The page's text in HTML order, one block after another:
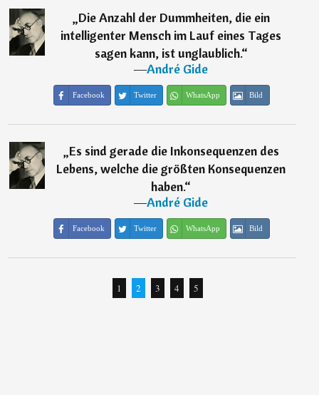
„Die Anzahl der Dummheiten, die ein
intelligenter Mensch im Lauf eines Tages
sagen kann, ist unglaublich.“
―André Gide
Facebook Twitter WhatsApp Bild
„Es sind gerade die Inkonsequenzen des
Lebens, welche die größten Konsequenzen
haben.“
―André Gide
Facebook Twitter WhatsApp Bild
1 2 3 4 5